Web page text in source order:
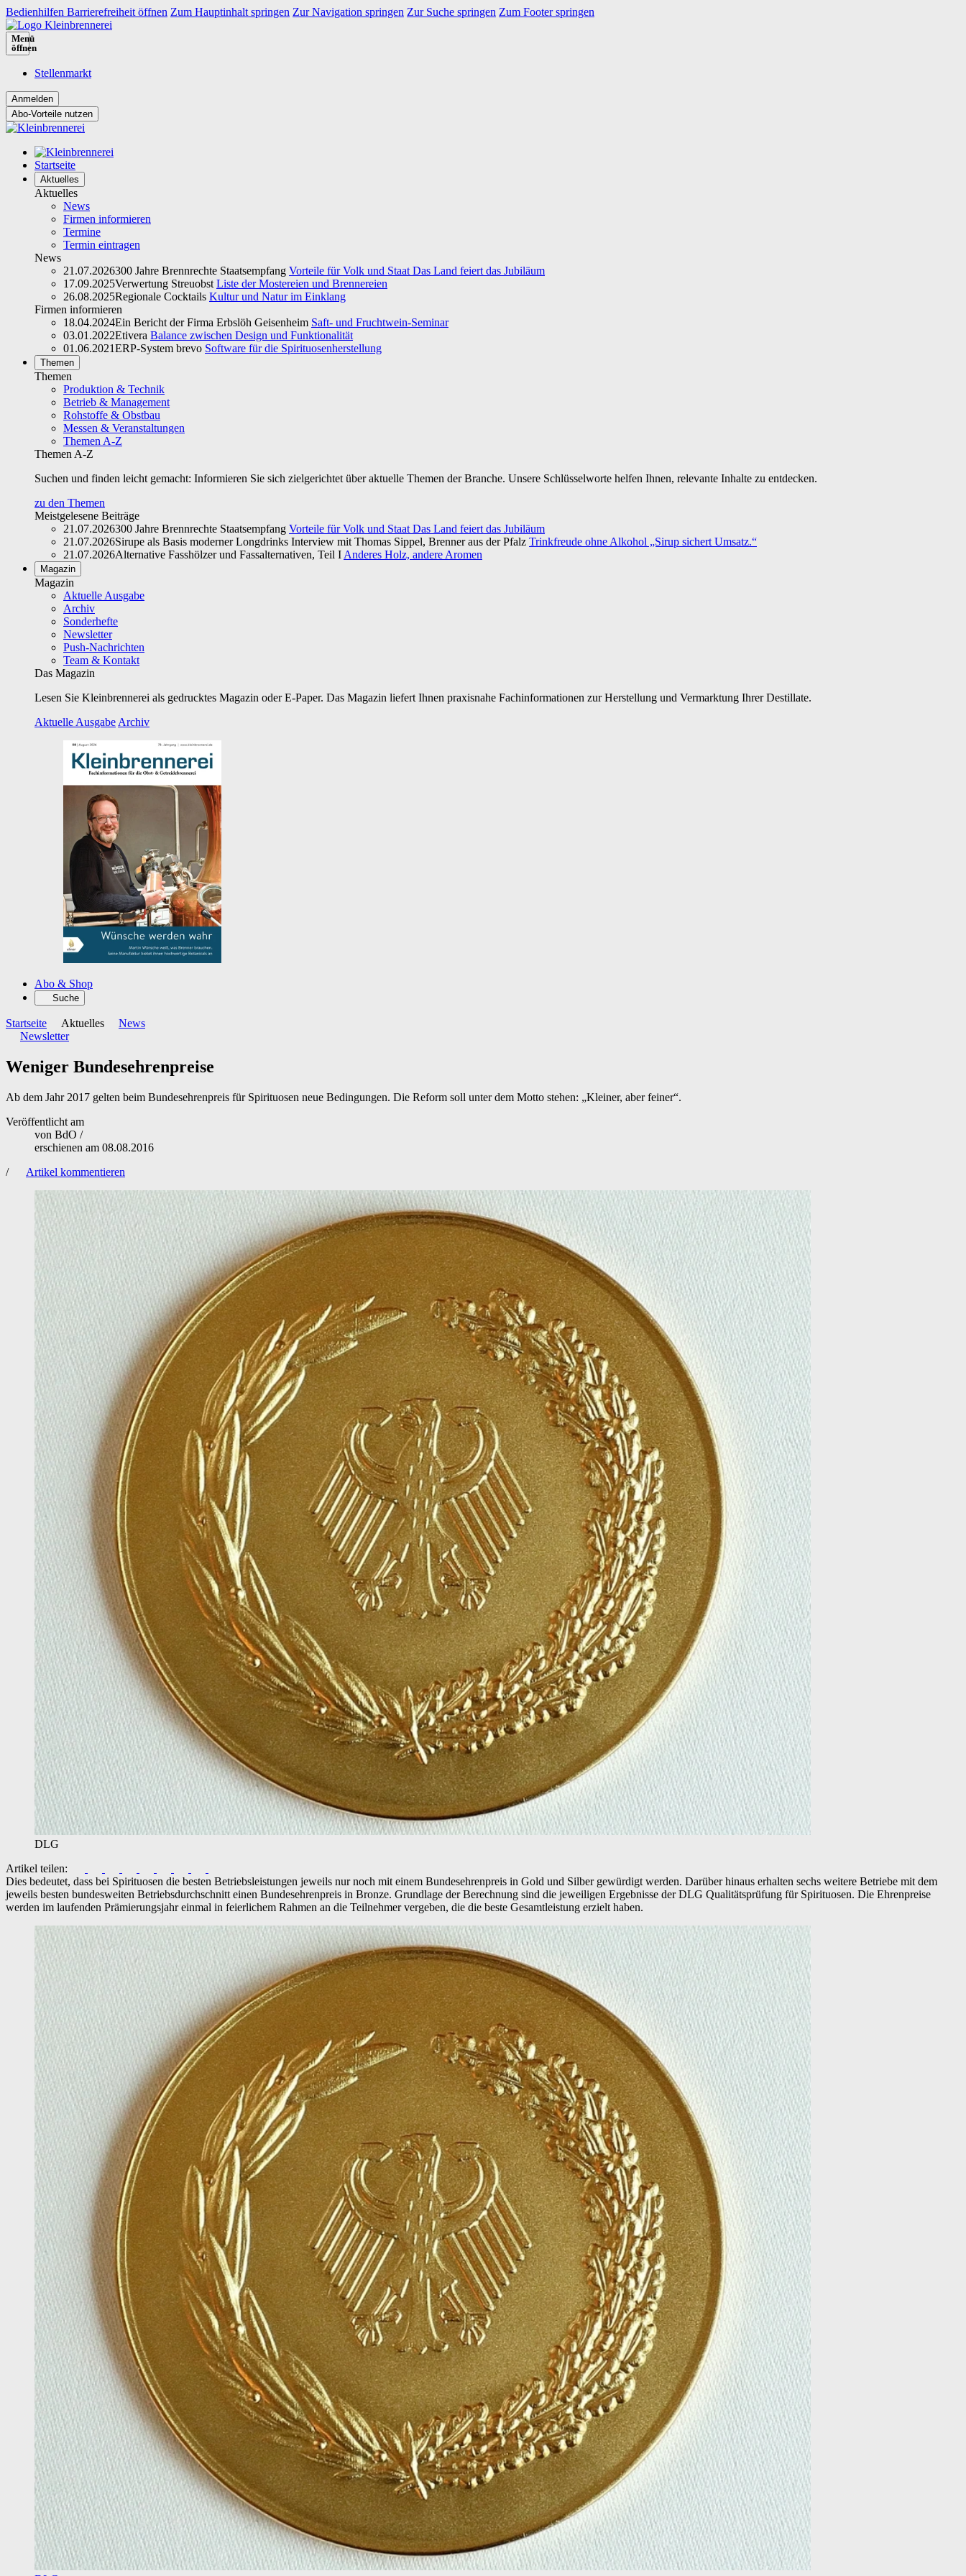
Bedienhilfen Barrierefreiheit öffnen Zum Hauptinhalt springen Zur Navigation springen Zur Suche springen Zum Footer springen
Menü
öffnen
Stellenmarkt
Abo-Vorteile nutzen
Startseite
Aktuelles
Aktuelles
News
Firmen informieren
Termine
Termin eintragen
News
21.07.2026300 Jahre Brennrechte Staatsempfang Vorteile für Volk und Staat Das Land feiert das Jubiläum
17.09.2025Verwertung Streuobst Liste der Mostereien und Brennereien
26.08.2025Regionale Cocktails Kultur und Natur im Einklang
Firmen informieren
18.04.2024Ein Bericht der Firma Erbslöh Geisenheim Saft- und Fruchtwein-Seminar
03.01.2022Etivera Balance zwischen Design und Funktionalität
01.06.2021ERP-System brevo Software für die Spirituosenherstellung
Themen
Themen
Produktion & Technik
Betrieb & Management
Rohstoffe & Obstbau
Messen & Veranstaltungen
Themen A-Z
Themen A-Z
Suchen und finden leicht gemacht: Informieren Sie sich zielgerichtet über aktuelle Themen der Branche. Unsere Schlüsselworte helfen Ihnen, relevante Inhalte zu entdecken.
zu den Themen
Meistgelesene Beiträge
21.07.2026300 Jahre Brennrechte Staatsempfang Vorteile für Volk und Staat Das Land feiert das Jubiläum
21.07.2026Sirupe als Basis moderner Longdrinks Interview mit Thomas Sippel, Brenner aus der Pfalz Trinkfreude ohne Alkohol „Sirup sichert Umsatz.“
21.07.2026Alternative Fasshölzer und Fassalternativen, Teil I Anderes Holz, andere Aromen
Magazin
Magazin
Aktuelle Ausgabe
Archiv
Sonderhefte
Newsletter
Push-Nachrichten
Team & Kontakt
Das Magazin
Lesen Sie Kleinbrennerei als gedrucktes Magazin oder E-Paper. Das Magazin liefert Ihnen praxisnahe Fachinformationen zur Herstellung und Vermarktung Ihrer Destillate.
Aktuelle Ausgabe Archiv
Abo & Shop
Suche
Startseite Aktuelles
News
Newsletter
Weniger Bundesehrenpreise
Ab dem Jahr 2017 gelten beim Bundes­ehrenpreis für Spirituosen neue Bedingungen. Die Reform soll unter dem Motto stehen: „Kleiner, aber feiner“.
Veröffentlicht am
von BdO /
erschienen am 08.08.2016
/
Artikel kommentieren
DLG
Artikel teilen:
Dies bedeutet, dass bei Spirituosen die besten Betriebsleistungen jeweils nur noch mit einem Bundesehrenpreis in Gold und Silber gewürdigt werden. Darüber hinaus erhalten sechs weitere Betriebe mit dem
jeweils besten bundesweiten Betriebsdurchschnitt einen Bundesehrenpreis in Bronze. Grundlage der Berechnung sind die jeweiligen Ergebnisse der DLG Qualitätsprüfung für Spirituosen. Die Ehrenpreise
werden im laufenden Prämierungsjahr einmal in feierlichem Rahmen an die Teilnehmer vergeben, die die beste Gesamtleistung erzielt haben.